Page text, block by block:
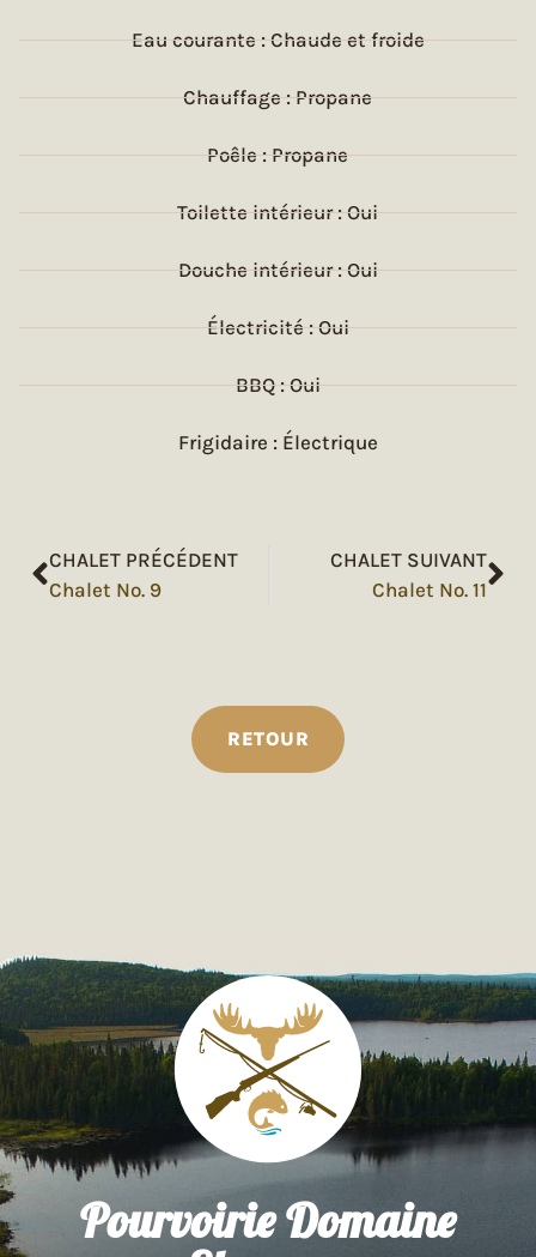
Eau courante : Chaude et froide
Chauffage : Propane
Poêle : Propane
Toilette intérieur : Oui
Douche intérieur : Oui
Électricité : Oui
BBQ : Oui
Frigidaire : Électrique
CHALET PRÉCÉDENT
Chalet No. 9
CHALET SUIVANT
Chalet No. 11
RETOUR
Pourvoirie Domaine